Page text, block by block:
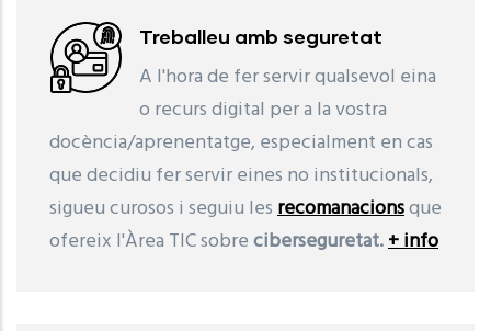
Treballeu amb seguretat
A l'hora de fer servir qualsevol eina
o recurs digital per a la vostra
docència/aprenentatge, especialment en cas
que decidiu fer servir eines no institucionals,
sigueu curosos i seguiu lesrecomanacionsque
ofereix l'Àrea TIC sobreciberseguretat.+ info